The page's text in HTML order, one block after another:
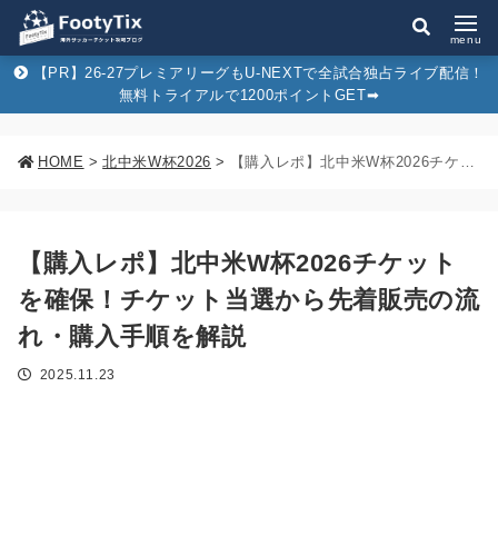
menu
【PR】26-27プレミアリーグもU-NEXTで全試合独占ライブ配信！
無料トライアルで1200ポイントGET➡︎
HOME > 北中米W杯2026 > 【購入レポ】北中米W杯2026チケットを確保！チケット当選から先着販売の流れ・購入手順を解説
【購入レポ】北中米W杯2026チケット
を確保！チケット当選から先着販売の流
れ・購入手順を解説
2025.11.23